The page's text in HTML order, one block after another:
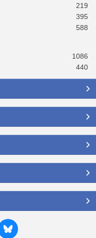
219
395
588
1086
440